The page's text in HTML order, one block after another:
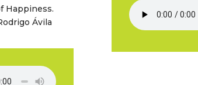
Happiness.
Ávila